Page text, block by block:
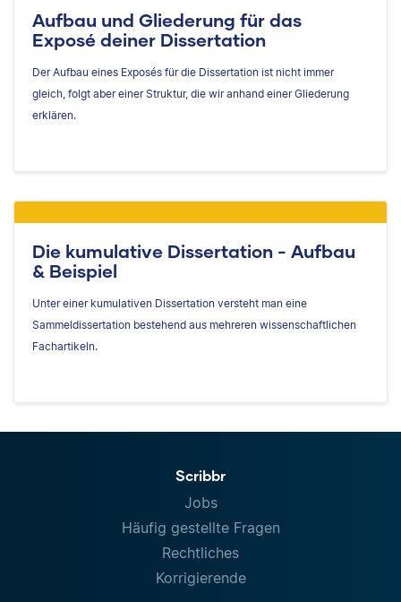
Aufbau und Gliederung für das
Exposé deiner Dissertation
Der Aufbau eines Exposés für die Dissertation ist nicht immer
gleich, folgt aber einer Struktur, die wir anhand einer Gliederung
erklären.
Die kumulative Dissertation - Aufbau
& Beispiel
Unter einer kumulativen Dissertation versteht man eine
Sammeldissertation bestehend aus mehreren wissenschaftlichen
Fachartikeln.
Scribbr
Jobs
Häufig gestellte Fragen
Rechtliches
Korrigierende